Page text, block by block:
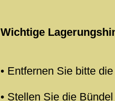
Wichtige
• Entfernen Sie bitte
• Stellen Sie die